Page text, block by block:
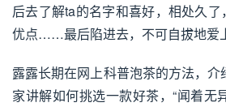
后去了解ta的名字和喜好，相处久
优点……最后陷进去，不可自拔地爱
露露长期在网上科普泡茶的方法，
家讲解如何挑选一款好茶，“闻着无